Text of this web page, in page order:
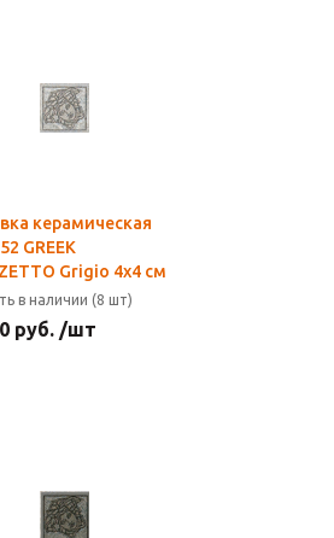
керамическая
GREEK
Grigio 4x4 см
в наличии (8 шт)
руб. /шт